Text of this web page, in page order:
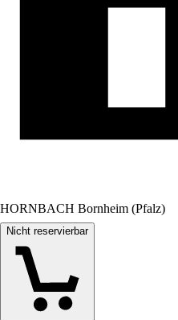
HORNBACH Bornheim (Pfalz)
Nicht reservierbar